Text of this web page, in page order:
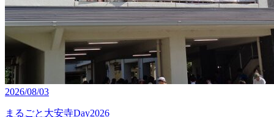
2026/08/03
まるごと大安寺Day2026